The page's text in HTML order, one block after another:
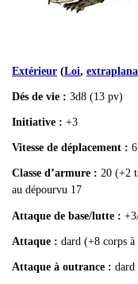
Extérieur (Loi,
Dés de vie : 3d8 (13 pv)
Initiative : +3
Vitesse de déplacement :
Classe d’armure : 20 (+2
au dépourvu 17
Attaque de base/lutte :
Attaque : dard (+8 corps
Attaque à outrance : dard